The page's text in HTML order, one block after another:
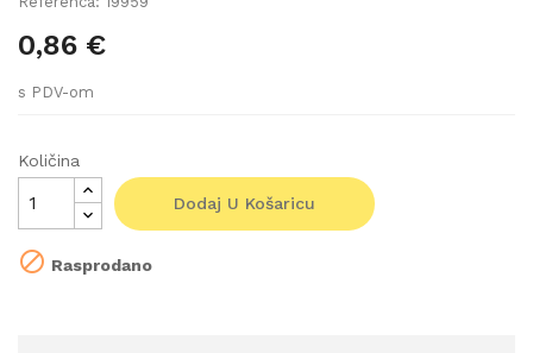
0,86 €
s PDV-om
Količina
Dodaj U Košaricu
 Rasprodano